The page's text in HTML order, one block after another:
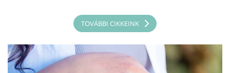
TOVÁBBI CIKKEINK